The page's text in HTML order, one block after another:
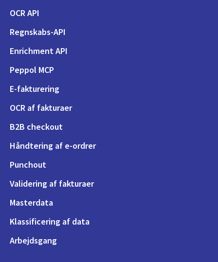
OCR API
Regnskabs-API
Enrichment API
Peppol MCP
E-fakturering
OCR af fakturaer
B2B checkout
Håndtering af e-ordrer
Punchout
Validering af fakturaer
Masterdata
Klassificering af data
Arbejdsgang